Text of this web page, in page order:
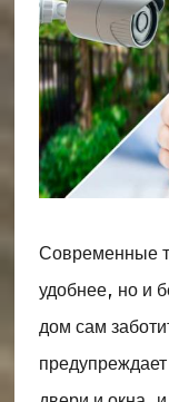
Современные
удобнее, но и
дом сам